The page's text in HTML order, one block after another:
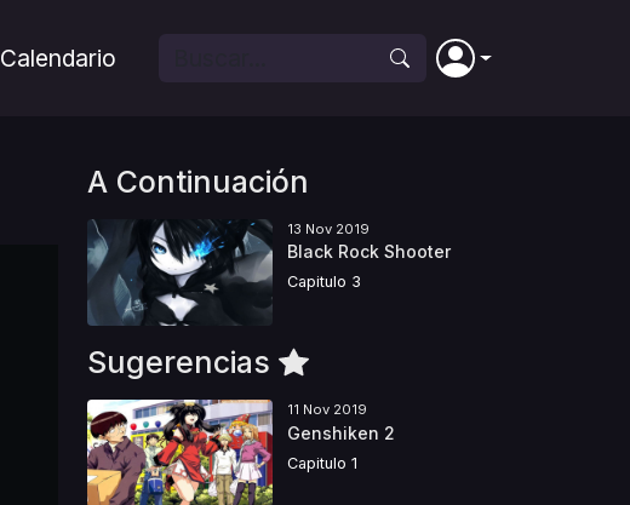
Calendario
A Continuación
13 Nov 2019
Black Rock Shooter
Capitulo 3
Sugerencias
11 Nov 2019
Genshiken 2
Capitulo 1